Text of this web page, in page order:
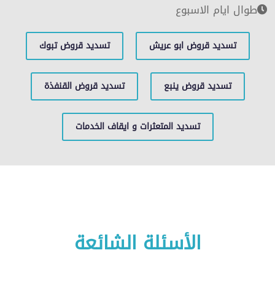
طوال ايام الاسبوع
تسديد قروض ابو عريش تسديد قروض تبوك
تسديد قروض ينبع تسديد قروض القنفذة
تسديد المتعثرات و ايقاف الخدمات
الأسئلة الشائعة